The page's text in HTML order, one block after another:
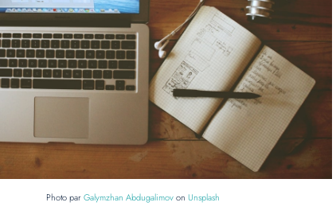
Photo parGalymzhan Abdugalimovon Unsplash